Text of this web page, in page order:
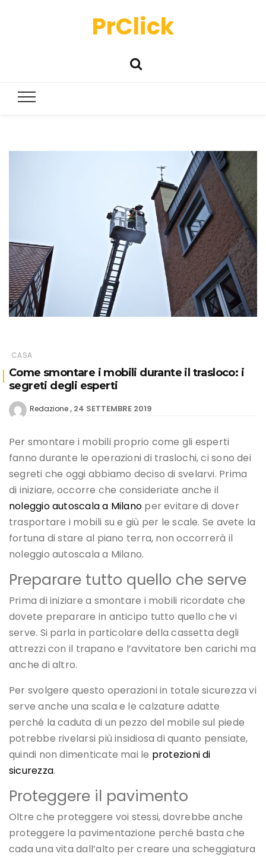
PrClick
CASA
Come smontare i mobili durante il trasloco: i
segreti degli esperti
Redazione 24 SETTEMBRE 2019
Per smontare i mobili proprio come gli esperti
fanno durante le operazioni di traslochi, ci sono dei
segreti che oggi abbiamo deciso di svelarvi. Prima
di iniziare, occorre che consideriate anche il
noleggio autoscala a Milano per evitare di dover
trasportare i mobili su e giù per le scale. Se avete la
fortuna di stare al piano terra, non occorrerà il
noleggio autoscala a Milano.
Preparare tutto quello che serve
Prima di iniziare a smontare i mobili ricordate che
dovete preparare in anticipo tutto quello che vi
serve. Si parla in particolare della cassetta degli
attrezzi con il trapano e l’avvitatore ben carichi ma
anche di altro.
Per svolgere questo operazioni in totale sicurezza vi
serve anche una scala e le calzature adatte
perché la caduta di un pezzo del mobile sul piede
potrebbe rivelarsi più insidiosa di quanto pensiate,
quindi non dimenticate mai le protezioni di
sicurezza.
Proteggere il pavimento
Oltre che proteggere voi stessi, dovrebbe anche
proteggere la pavimentazione perché basta che
cada una vita dall’alto per creare una scheggiatura